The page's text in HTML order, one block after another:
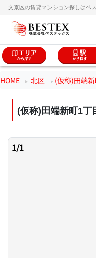
文京区の賃貸マンション探しはベ
HOME 北区 (仮称)田端
(仮称)田端新町1
1/1